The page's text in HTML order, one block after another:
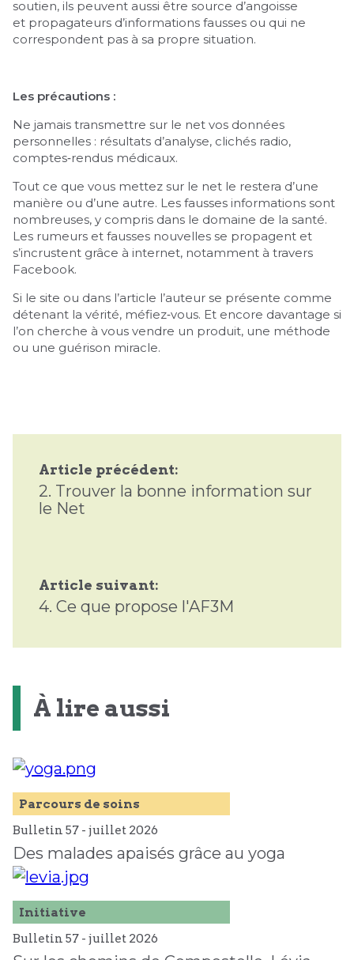
soutien, ils peuvent aussi être source d’angoisse
et propagateurs d’informations fausses ou qui ne
correspondent pas à sa propre situation.
Les précautions :
Ne jamais transmettre sur le net vos données
personnelles : résultats d’analyse, clichés radio,
comptes‑rendus médicaux.
Tout ce que vous mettez sur le net le restera d’une
manière ou d’une autre. Les fausses informations sont
nombreuses, y compris dans le domaine de la santé.
Les rumeurs et fausses nouvelles se propagent et
s’incrustent grâce à internet, notamment à travers
Facebook.
Si le site ou dans l’article l’auteur se présente comme
détenant la vérité, méfiez‑vous. Et encore davantage si
l’on cherche à vous vendre un produit, une méthode
ou une guérison miracle.
Article précédent:
2. Trouver la bonne information sur
le Net
Article suivant:
4. Ce que propose l'AF3M
À lire aussi
Parcours de soins
Bulletin 57 - juillet 2026
Des malades apaisés grâce au yoga
Initiative
Bulletin 57 - juillet 2026